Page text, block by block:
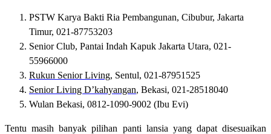
PSTW Karya Bakti Ria Pembangunan, Cibubur, Jakarta
Timur, 021-87753203
Senior Club, Pantai Indah Kapuk Jakarta Utara, 021-
55966000
Rukun Senior Living, Sentul, 021-87951525
Senior Living D’kahyangan, Bekasi, 021-28518040
Wulan Bekasi, 0812-1090-9002 (Ibu Evi)
Tentu masih banyak pilihan panti lansia yang dapat disesuaikan